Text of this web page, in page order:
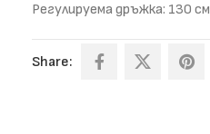
Регулируема дръжка: 130 см
Share: